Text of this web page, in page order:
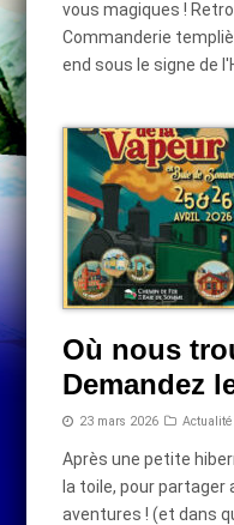
vous magiques !
Commanderie
end sous le signe de
Où nous
Demandez
23 mars 2026 Actualité
Après une petite
la toile, pour
aventures ! (et dans